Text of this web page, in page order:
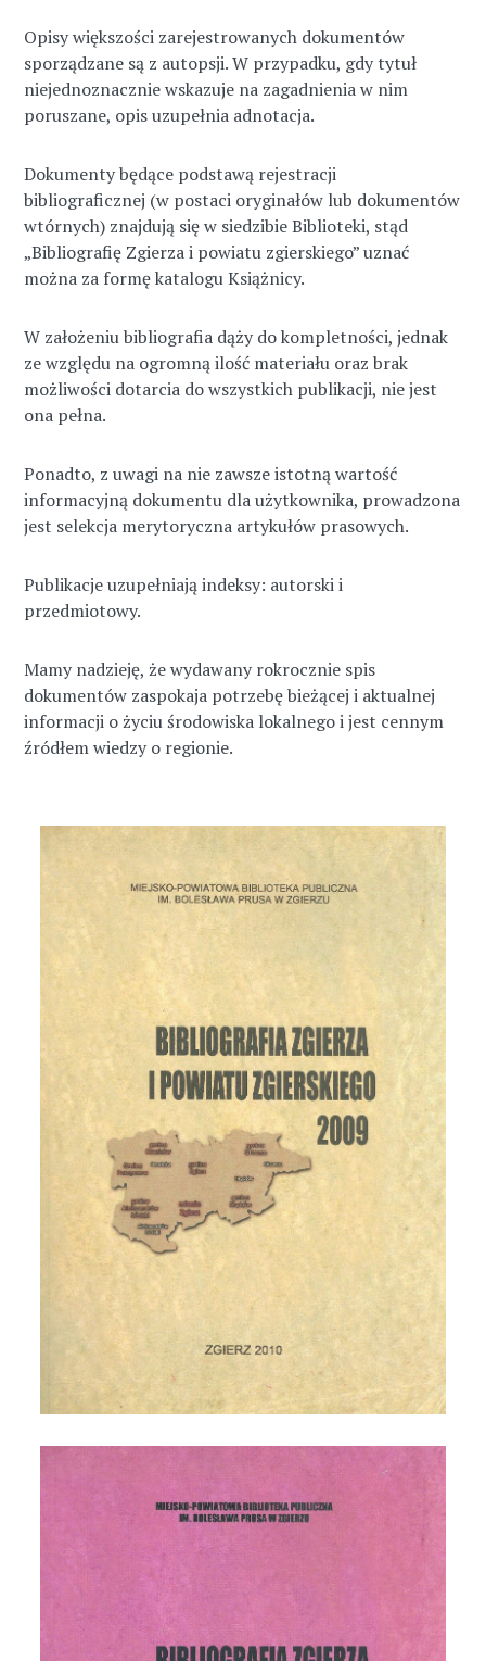
Opisy większości zarejestrowanych dokumentów
sporządzane są z autopsji. W przypadku, gdy tytuł
niejednoznacznie wskazuje na zagadnienia w nim
poruszane, opis uzupełnia adnotacja.
Dokumenty będące podstawą rejestracji
bibliograficznej (w postaci oryginałów lub dokumentów
wtórnych) znajdują się w siedzibie Biblioteki, stąd
„Bibliografię Zgierza i powiatu zgierskiego” uznać
można za formę katalogu Książnicy.
W założeniu bibliografia dąży do kompletności, jednak
ze względu na ogromną ilość materiału oraz brak
możliwości dotarcia do wszystkich publikacji, nie jest
ona pełna.
Ponadto, z uwagi na nie zawsze istotną wartość
informacyjną dokumentu dla użytkownika, prowadzona
jest selekcja merytoryczna artykułów prasowych.
Publikacje uzupełniają indeksy: autorski i
przedmiotowy.
Mamy nadzieję, że wydawany rokrocznie spis
dokumentów zaspokaja potrzebę bieżącej i aktualnej
informacji o życiu środowiska lokalnego i jest cennym
źródłem wiedzy o regionie.